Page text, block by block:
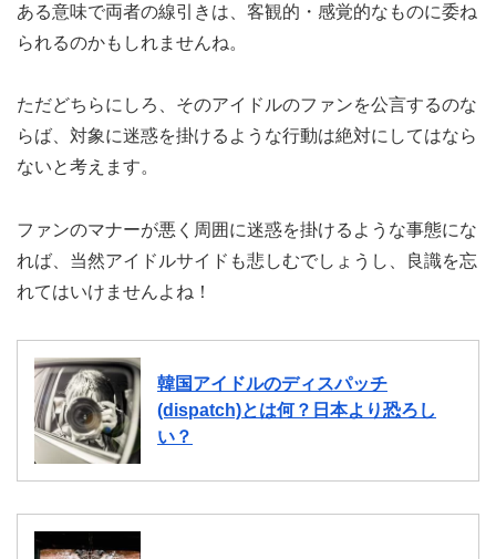
ある意味で両者の線引きは、客観的・感覚的なものに委ね
られるのかもしれませんね。
ただどちらにしろ、そのアイドルのファンを公言するのな
らば、対象に迷惑を掛けるような行動は絶対にしてはなら
ないと考えます。
ファンのマナーが悪く周囲に迷惑を掛けるような事態にな
れば、当然アイドルサイドも悲しむでしょうし、良識を忘
れてはいけませんよね！
韓国アイドルのディスパッチ
(dispatch)とは何？日本より恐ろし
い？